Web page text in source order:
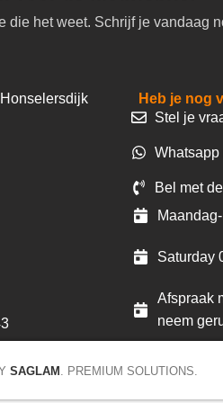
die het weet. Schrijf je vandaag
Heb je nog
Stel je
Bel met
Saturday
Afspraak
neem
SAGLAM . PREMIUM SOLUTIONS.